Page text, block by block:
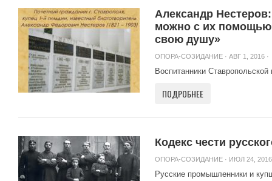
Александр
можно с их помощью
свою душу»
ОПОРА-СОЗИДАНИЕ · АВГ 1, 2016 ·
Воспитанники
ПОДРОБНЕЕ
Кодекс чести
ОПОРА-СОЗИДАНИЕ · ИЮЛ 24, 2016
Русские промышленники и